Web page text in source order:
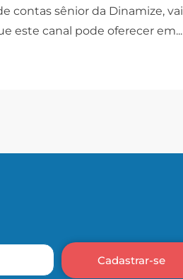
contas sênior da Dinamize, vai
este canal pode oferecer em...
Cadastrar-se